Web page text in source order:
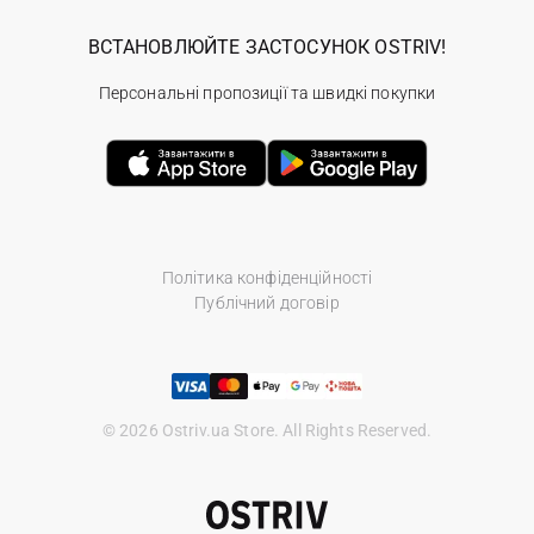
Політика конфіденційності
Публічний договір
© 2026 Ostriv.ua Store. All Rights Reserved.
ВСТАНОВЛЮЙТЕ ЗАСТОСУНОК OSTRIV!
Персональні пропозиції та швидкі покупки